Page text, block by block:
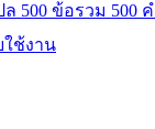
500 ข้อรวม 500
ใช้งาน